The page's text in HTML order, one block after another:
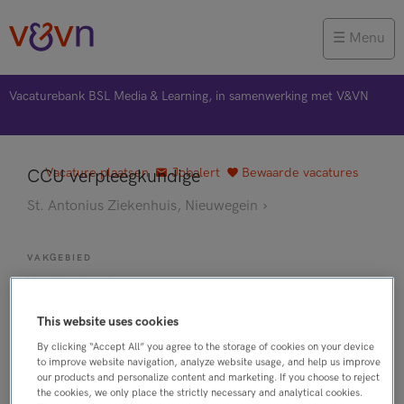
Menu
Vacaturebank BSL Media & Learning, in samenwerking met V&VN
Vacature plaatsen Jobalert Bewaarde vacatures
CCU verpleegkundige
St. Antonius Ziekenhuis, Nieuwegein
VAKGEBIED
Verpleegkunde
CCU Verpleegkundige
BRANCHE
Ziekenhuis
AANSTELLING
This website uses cookies
By clicking “Accept All” you agree to the storage of cookies on your device
to improve website navigation, analyze website usage, and help us improve
our products and personalize content and marketing. If you choose to reject
the cookies, we only place the strictly necessary and analytical cookies.